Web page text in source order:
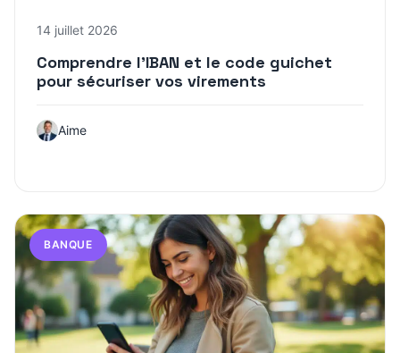
14 juillet 2026
Comprendre l’IBAN et le code guichet
pour sécuriser vos virements
Aime
BANQUE